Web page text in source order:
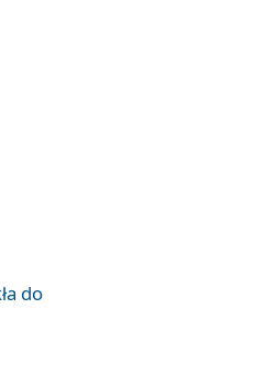
do